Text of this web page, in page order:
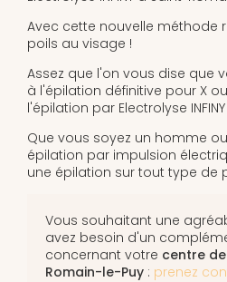
Avec cette nouvelle méthode
poils au visage !
Assez que l'on vous dise que
à l'épilation définitive pour X
l'épilation par Electrolyse INFINY
Que vous soyez un homme
épilation par impulsion
une épilation sur tout type de
Vous souhaitant une
avez besoin d'un
concernant votre centre
Romain-le-Puy : prenez